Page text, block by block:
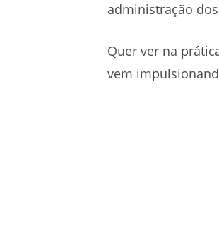
administração
Quer ver na
vem